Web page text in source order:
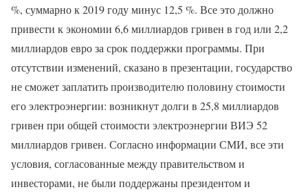
%, суммарно к 2019 году минус 12,5 %. Все это должно
привести к экономии 6,6 миллиардов гривен в год или 2,2
миллиардов евро за срок поддержки программы. При
отсутствии изменений, сказано в презентации, государство
не сможет заплатить производителю половину стоимости
его электроэнергии: возникнут долги в 25,8 миллиардов
гривен при общей стоимости электроэнергии ВИЭ 52
миллиардов гривен. Согласно информации СМИ, все эти
условия, согласованные между правительством и
инвесторами, не были поддержаны президентом и